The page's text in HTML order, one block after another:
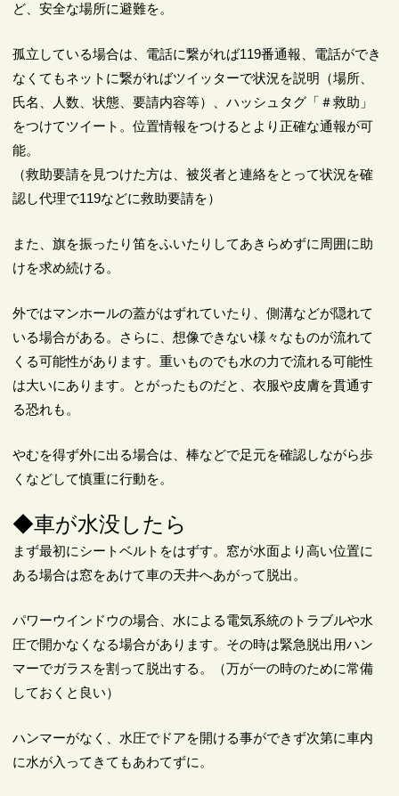
ど、安全な場所に避難を。
孤立している場合は、電話に繋がれば119番通報、電話ができ
なくてもネットに繋がればツイッターで状況を説明（場所、
氏名、人数、状態、要請内容等）、ハッシュタグ「＃救助」
をつけてツイート。位置情報をつけるとより正確な通報が可
能。
（救助要請を見つけた方は、被災者と連絡をとって状況を確
認し代理で119などに救助要請を）
また、旗を振ったり笛をふいたりしてあきらめずに周囲に助
けを求め続ける。
外ではマンホールの蓋がはずれていたり、側溝などが隠れて
いる場合がある。さらに、想像できない様々なものが流れて
くる可能性があります。重いものでも水の力で流れる可能性
は大いにあります。とがったものだと、衣服や皮膚を貫通す
る恐れも。
やむを得ず外に出る場合は、棒などで足元を確認しながら歩
くなどして慎重に行動を。
◆車が水没したら
まず最初にシートベルトをはずす。窓が水面より高い位置に
ある場合は窓をあけて車の天井へあがって脱出。
パワーウインドウの場合、水による電気系統のトラブルや水
圧で開かなくなる場合があります。その時は緊急脱出用ハン
マーでガラスを割って脱出する。（万が一の時のために常備
しておくと良い）
ハンマーがなく、水圧でドアを開ける事ができず次第に車内
に水が入ってきてもあわてずに。